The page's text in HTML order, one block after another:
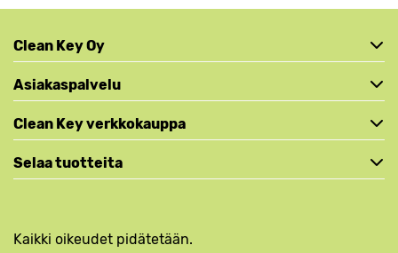
Clean Key Oy
Asiakaspalvelu
Clean Key verkkokauppa
Selaa tuotteita
Kaikki oikeudet pidätetään.